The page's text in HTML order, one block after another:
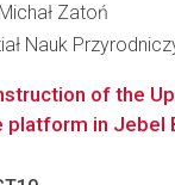
Zatoń
Nauk
of the
platform in Jebel